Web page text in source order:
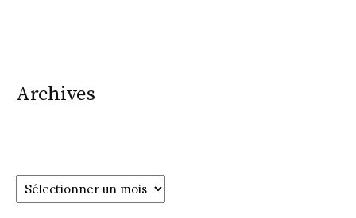
Archives
Archives